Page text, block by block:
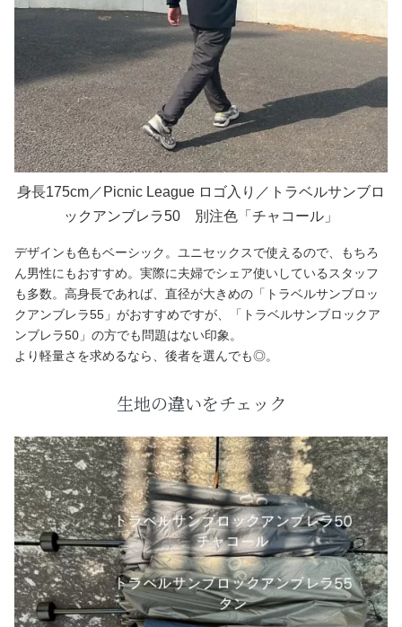
身長175cm／Picnic League ロゴ入り／トラベルサンブロ
ックアンブレラ50 別注色「チャコール」
デザインも色もベーシック。ユニセックスで使えるので、もちろ
ん男性にもおすすめ。実際に夫婦でシェア使いしているスタッフ
も多数。高身長であれば、直径が大きめの「トラベルサンブロッ
クアンブレラ55」がおすすめですが、「トラベルサンブロックア
ンブレラ50」の方でも問題はない印象。
より軽量さを求めるなら、後者を選んでも◎。
生地の違いをチェック